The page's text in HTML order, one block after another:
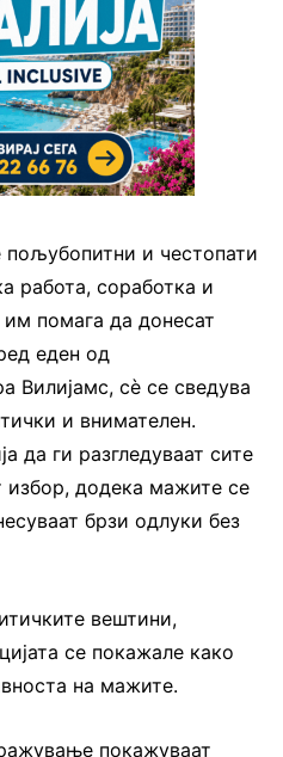
и честопати
работа, соработка и
помага да донесат
еден од
Вилијамс, сè се сведува
и внимателен.
да ги разгледуваат сите
избор, додека мажите се
брзи одлуки без
вештини,
се покажале како
на мажите.
покажуваат